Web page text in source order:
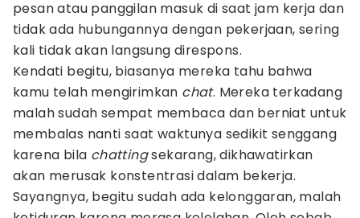
pesan atau panggilan masuk di saat jam kerja dan
tidak ada hubungannya dengan pekerjaan, sering
kali tidak akan langsung direspons.
Kendati begitu, biasanya mereka tahu bahwa
kamu telah mengirimkan chat. Mereka terkadang
malah sudah sempat membaca dan berniat untuk
membalas nanti saat waktunya sedikit senggang
karena bila chattingsekarang, dikhawatirkan
akan merusak konstentrasi dalam bekerja.
Sayangnya, begitu sudah ada kelonggaran, malah